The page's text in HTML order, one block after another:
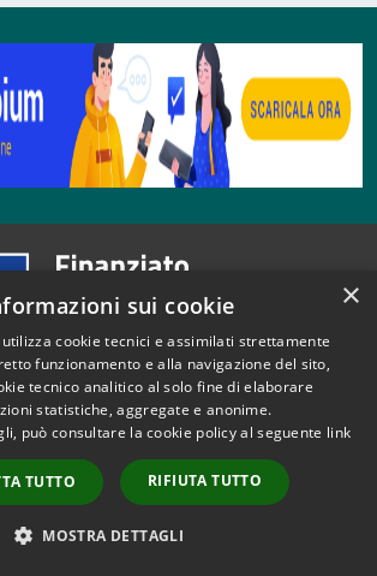
di Viano
×
sui cookie
cookie tecnici e assimilati strettamente
funzionamento e alla navigazione del sito,
tecnico analitico al solo fine di elaborare
statistiche, aggregate e anonime.
può consultare la cookie policy al seguente link
TUTTO RIFIUTA TUTTO
MOSTRA DETTAGLI